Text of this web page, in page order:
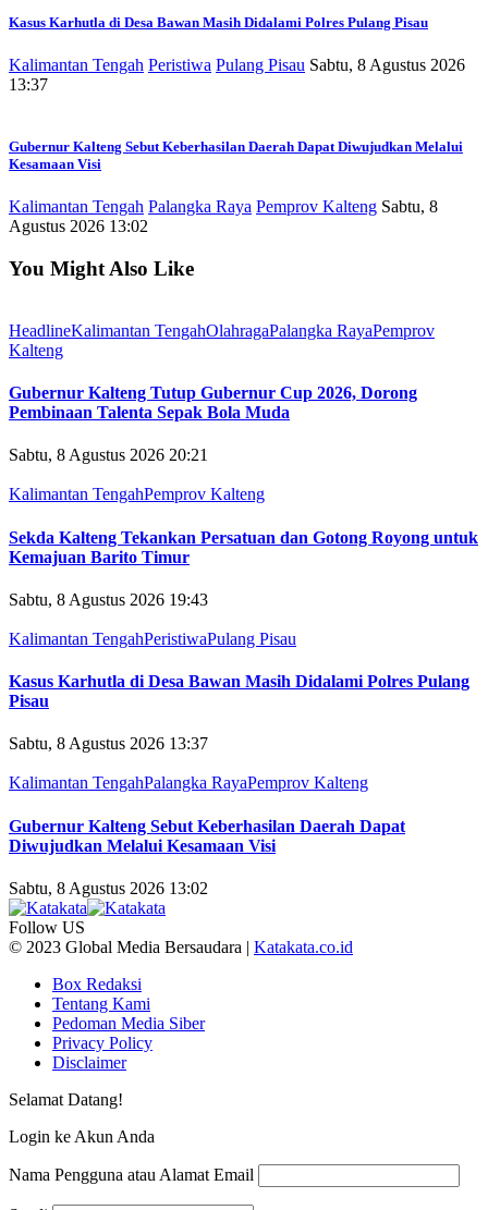
Kasus Karhutla di Desa Bawan Masih Didalami Polres Pulang Pisau
Kalimantan Tengah Peristiwa Pulang Pisau Sabtu, 8 Agustus 2026
13:37
Gubernur Kalteng Sebut Keberhasilan Daerah Dapat Diwujudkan Melalui
Kesamaan Visi
Kalimantan Tengah Palangka Raya Pemprov Kalteng Sabtu, 8
Agustus 2026 13:02
You Might Also Like
HeadlineKalimantan TengahOlahragaPalangka RayaPemprov
Kalteng
Gubernur Kalteng Tutup Gubernur Cup 2026, Dorong
Pembinaan Talenta Sepak Bola Muda
Sabtu, 8 Agustus 2026 20:21
Kalimantan TengahPemprov Kalteng
Sekda Kalteng Tekankan Persatuan dan Gotong Royong untuk
Kemajuan Barito Timur
Sabtu, 8 Agustus 2026 19:43
Kalimantan TengahPeristiwaPulang Pisau
Kasus Karhutla di Desa Bawan Masih Didalami Polres Pulang
Pisau
Sabtu, 8 Agustus 2026 13:37
Kalimantan TengahPalangka RayaPemprov Kalteng
Gubernur Kalteng Sebut Keberhasilan Daerah Dapat
Diwujudkan Melalui Kesamaan Visi
Sabtu, 8 Agustus 2026 13:02
Follow US
© 2023 Global Media Bersaudara | Katakata.co.id
Box Redaksi
Tentang Kami
Pedoman Media Siber
Privacy Policy
Disclaimer
Selamat Datang!
Login ke Akun Anda
Nama Pengguna atau Alamat Email